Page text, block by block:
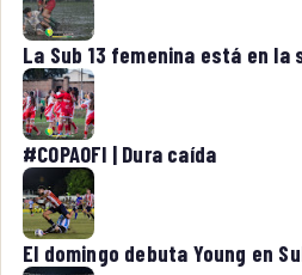
La Sub 13 femenina está en
#COPAOFI | Dura caída
El domingo debuta Young en